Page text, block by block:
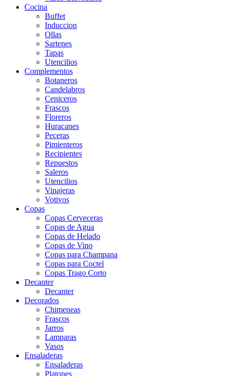
Cocina
Buffet
Induccion
Ollas
Sartenes
Tapas
Utencilios
Complementos
Botaneros
Candelabros
Ceniceros
Frascos
Floreros
Huracanes
Peceras
Pimienteros
Recipientes
Repuestos
Saleros
Utencilios
Vinajeras
Votivos
Copas
Copas Cerveceras
Copas de Agua
Copas de Helado
Copas de Vino
Copas para Champana
Copas para Coctel
Copas Trago Corto
Decanter
Decanter
Decorados
Chimeneas
Frascos
Jarros
Lamparas
Vasos
Ensaladeras
Ensaladeras
Platones